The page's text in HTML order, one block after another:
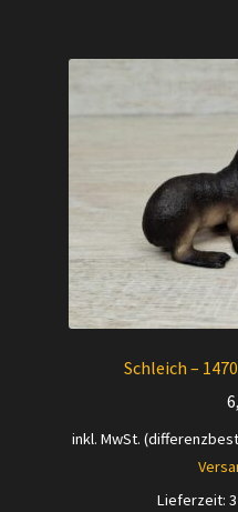
Schleich –
inkl. MwSt.
Lieferzeit: